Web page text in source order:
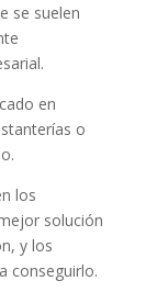
se suelen
en
o
los
solución
y los
conseguirlo.